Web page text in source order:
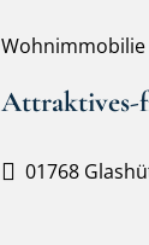
Attraktives-
01768